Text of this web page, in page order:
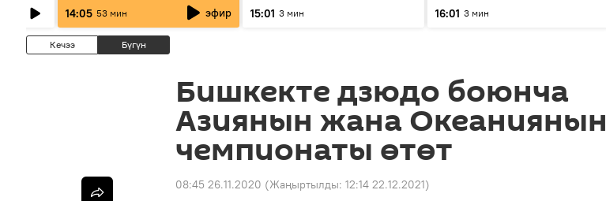
14:05 53 мин эфир 15:01 3 мин
16:01 3 мин
Кечээ Бүгүн
Бишкекте дзюдо боюнча
Азиянын жана Океаниянын
чемпионаты өтөт
08:45 26.11.2020 (Жаңыртылды: 12:14 22.12.2021)